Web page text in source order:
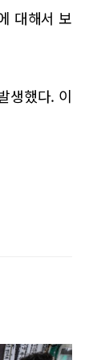
대해서 보
생했다. 이